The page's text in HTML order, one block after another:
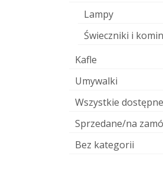
Lampy
Świeczniki i
Kafle
Umywalki
Wszystkie
Sprzedane/na
Bez kategorii